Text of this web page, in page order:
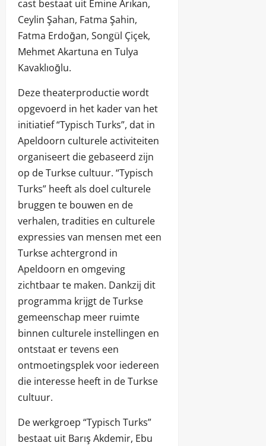
cast bestaat uit Emine Arıkan,
Ceylin Şahan, Fatma Şahin,
Fatma Erdoğan, Songül Çiçek,
Mehmet Akartuna en Tulya
Kavaklıoğlu.
Deze theaterproductie wordt
opgevoerd in het kader van het
initiatief “Typisch Turks”, dat in
Apeldoorn culturele activiteiten
organiseert die gebaseerd zijn
op de Turkse cultuur. “Typisch
Turks” heeft als doel culturele
bruggen te bouwen en de
verhalen, tradities en culturele
expressies van mensen met een
Turkse achtergrond in
Apeldoorn en omgeving
zichtbaar te maken. Dankzij dit
programma krijgt de Turkse
gemeenschap meer ruimte
binnen culturele instellingen en
ontstaat er tevens een
ontmoetingsplek voor iedereen
die interesse heeft in de Turkse
cultuur.
De werkgroep “Typisch Turks”
bestaat uit Barış Akdemir, Ebu